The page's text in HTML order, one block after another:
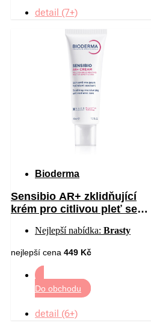
detail (7+)
Bioderma
Sensibio AR+ zklidňující
krém pro citlivou pleť se
Nejlepší nabídka: Brasty
nejlepší cena 449 Kč
Do obchodu
detail (6+)